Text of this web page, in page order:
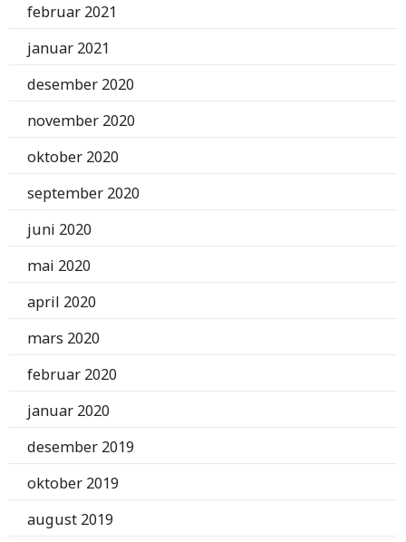
februar 2021
januar 2021
desember 2020
november 2020
oktober 2020
september 2020
juni 2020
mai 2020
april 2020
mars 2020
februar 2020
januar 2020
desember 2019
oktober 2019
august 2019